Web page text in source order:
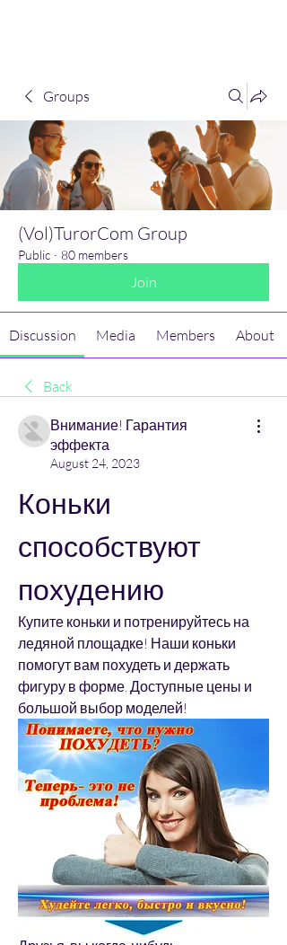
Groups
(Vol)TurorCom Group
Public · 80 members
Join
Discussion Media Members About
Back
Внимание! Гарантия
эффекта
August 24, 2023
Коньки
способствуют
похудению
Купите коньки и потренируйтесь на
ледяной площадке! Наши коньки
помогут вам похудеть и держать
фигуру в форме. Доступные цены и
большой выбор моделей!